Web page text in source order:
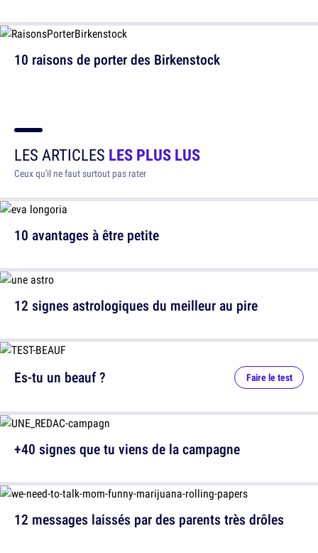
10 raisons de porter des Birkenstock
LES ARTICLES LES PLUS LUS
Ceux qu'il ne faut surtout pas rater
10 avantages à être petite
12 signes astrologiques du meilleur au pire
12 messages laissés par des parents très drôles
Es-tu un beauf ? Faire le test
+40 signes que tu viens de la campagne